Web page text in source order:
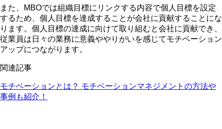
また、MBOでは組織目標にリンクする内容で個人目標を設定
するため、個人目標を達成することが会社に貢献することにな
ります。個人目標の達成に向けて取り組むと会社に貢献でき、
従業員は日々の業務に意義ややりがいを感じてモチベーション
アップにつながります。
関連記事
モチベーションとは？ モチベーションマネジメントの方法や
事例も紹介！